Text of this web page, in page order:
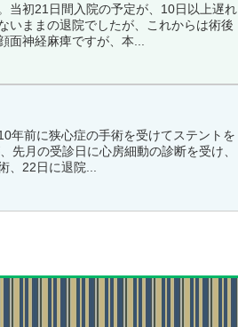
当初21日間入院の予定が、10日以上遅れ
いままの退院でしたが、これからは術後
面神経麻痺ですが、本...
年前に狭心症の手術を受けてステントを
先月の受診日に心房細動の診断を受け、
、22日に退院...